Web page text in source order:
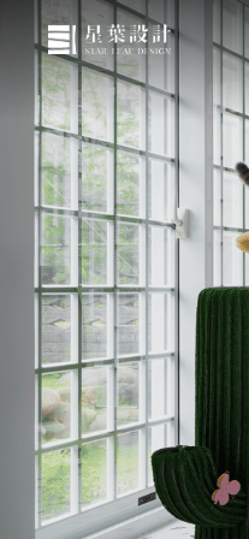
關於星葉
作品欣賞
媒體報導
服務與流程
部落格
聯絡我們